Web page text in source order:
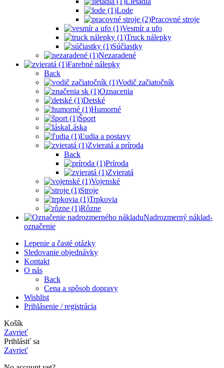
Lode
Pracovné stroje
Vesmír a ufo
Truck nálepky
Súčiastky
Nezaradené
Farebné nálepky
Back
Vodič začiatočník
Oznacenia
Detské
Humorné
Šport
Láska
Ľudia a postavy
Zvieratá a príroda
Back
Príroda
Zvieratá
Vojenské
Stroje
Trpkovia
Rôzne
Nadrozmerný náklad-
označenie
Lepenie a časté otázky
Sledovanie objednávky
Kontakt
O nás
Back
Cena a spôsob dopravy
Wishlist
Prihlásenie / registrácia
Košík
Zavrieť
Prihlásiť sa
Zavrieť